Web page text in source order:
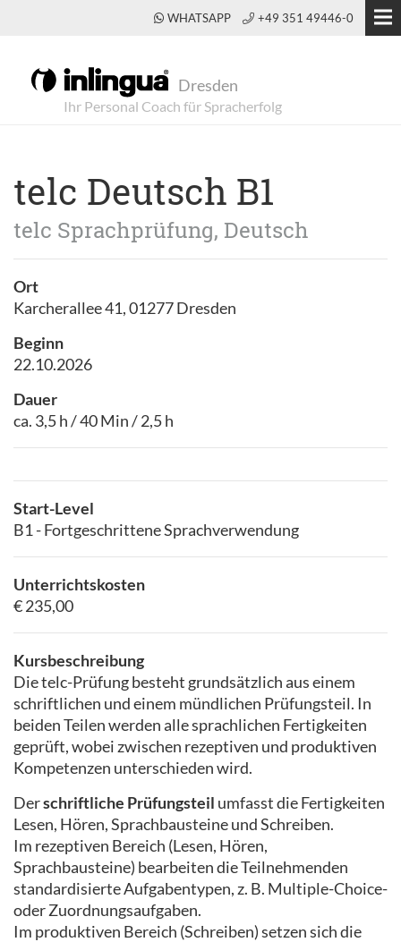
WHATSAPP +49 351 49446-0
Dresden
telc Deutsch B1
telc Sprachprüfung, Deutsch
Ort
Karcherallee 41, 01277 Dresden
Beginn
22.10.2026
Dauer
ca. 3,5 h / 40 Min / 2,5 h
Start-Level
B1 - Fortgeschrittene Sprachverwendung
Kursbeschreibung
Die telc-Prüfung besteht grundsätzlich aus einem
schriftlichen und einem mündlichen Prüfungsteil. In
beiden Teilen werden alle sprachlichen Fertigkeiten
geprüft, wobei zwischen rezeptiven und produktiven
Kompetenzen unterschieden wird.
Derschriftliche Prüfungsteil umfasst die Fertigkeiten
Lesen, Hören, Sprachbausteine und Schreiben.
Im rezeptiven Bereich (Lesen, Hören,
Sprachbausteine) bearbeiten die Teilnehmenden
standardisierte Aufgabentypen, z. B. Multiple-Choice-
oder Zuordnungsaufgaben.
Im produktiven Bereich (Schreiben) setzen sich die
Unterrichtskosten
€ 235,00